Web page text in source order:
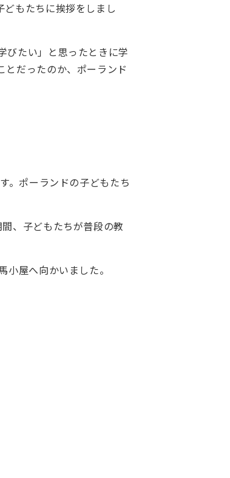
もたちに挨拶をしまし
びたい」と思ったときに学
だったのか、ポーランド
。ポーランドの子どもたち
、子どもたちが普段の教
屋へ向かいました。